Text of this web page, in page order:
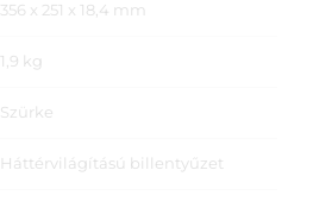
356 x 251 x 18,4 mm
1,9 kg
Szürke
Háttérvilágítású billentyűzet